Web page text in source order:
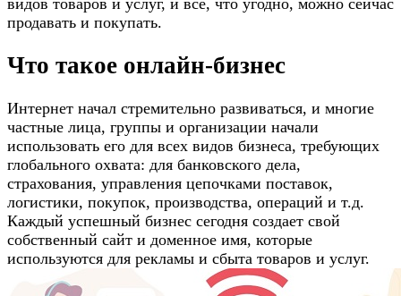
продавать и покупать.
Что такое онлайн-бизнес
Интернет начал стремительно развиваться, и многие
частные лица, группы и организации начали
использовать его для всех видов бизнеса, требующих
глобального охвата: для банковского дела,
страхования, управления цепочками поставок,
логистики, покупок, производства, операций и т.д.
Каждый успешный бизнес сегодня создает свой
собственный сайт и доменное имя, которые
используются для рекламы и сбыта товаров и услуг.